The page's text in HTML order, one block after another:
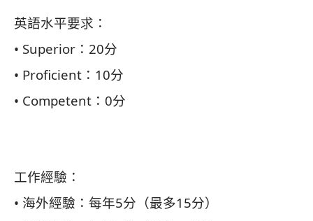
英語水平要求：
• Superior：20分
• Proficient：10分
• Competent：0分
工作經驗：
• 海外經驗：每年5分（最多15分）